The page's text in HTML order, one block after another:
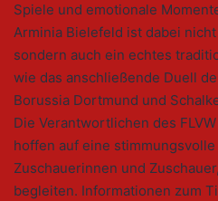
Spiele und emotionale
Arminia Bielefeld ist dabei
sondern auch ein echtes
wie das anschließende Duell
Borussia Dortmund und
Die Verantwortlichen des
hoffen auf eine
Zuschauerinnen und
begleiten. Informationen zum